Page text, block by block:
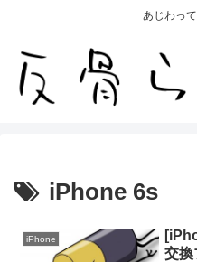
あじわっ
iPhone 6s
iPhone
交